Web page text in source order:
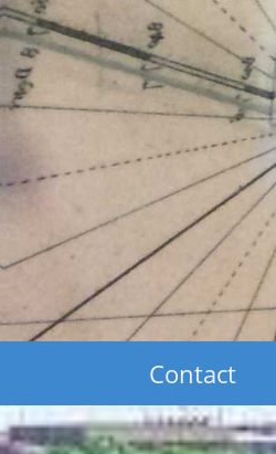
Contact